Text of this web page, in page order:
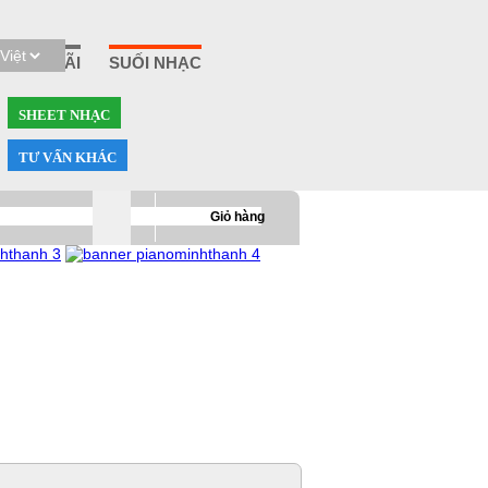
HẬU MÃI SUỐI NHẠC
SHEET NHẠC
TƯ VẤN KHÁC
Giỏ hàng